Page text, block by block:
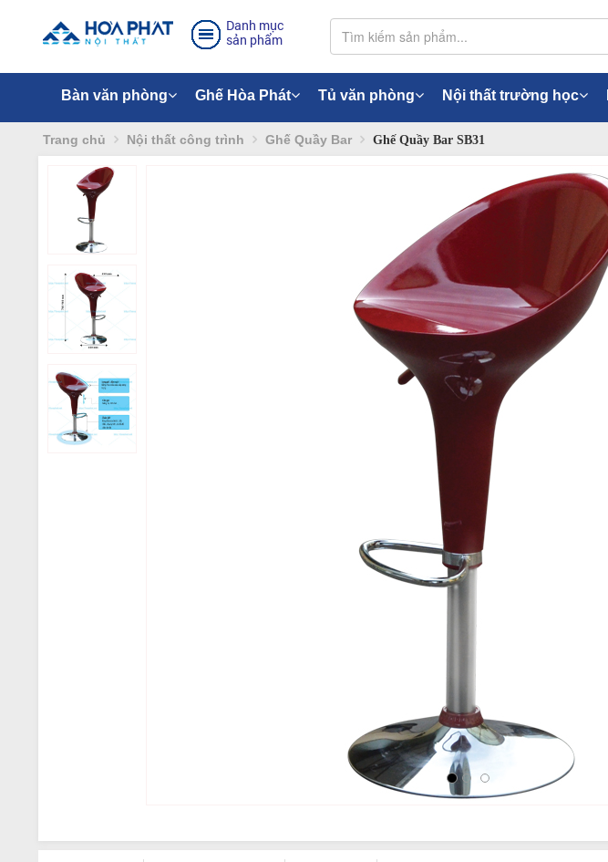
Danh mục
sản phẩm
Bàn văn phòng Ghế Hòa Phát Tủ văn phòng Nội thất trường học
Trang chủ Nội thất công trình Ghế Quầy Bar Ghế Quầy Bar SB31